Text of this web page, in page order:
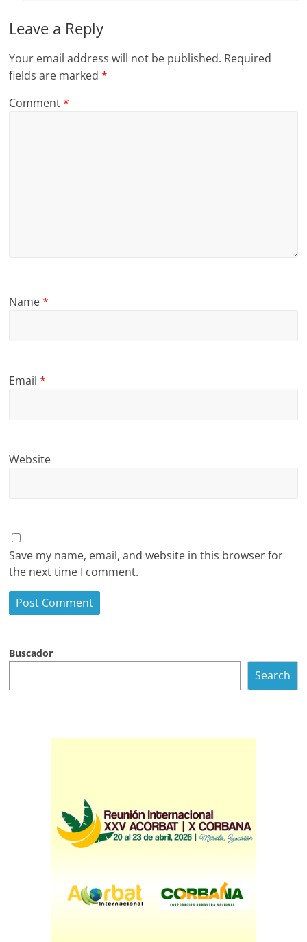
Leave a Reply
Your email address will not be published. Required
fields are marked*
Comment*
Name*
Email*
Website
Save my name, email, and website in this browser for
the next time I comment.
Buscador
Search